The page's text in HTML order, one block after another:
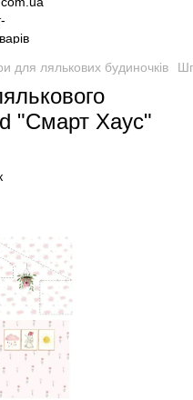
для лялькових будиночків
"Смарт Хаус"